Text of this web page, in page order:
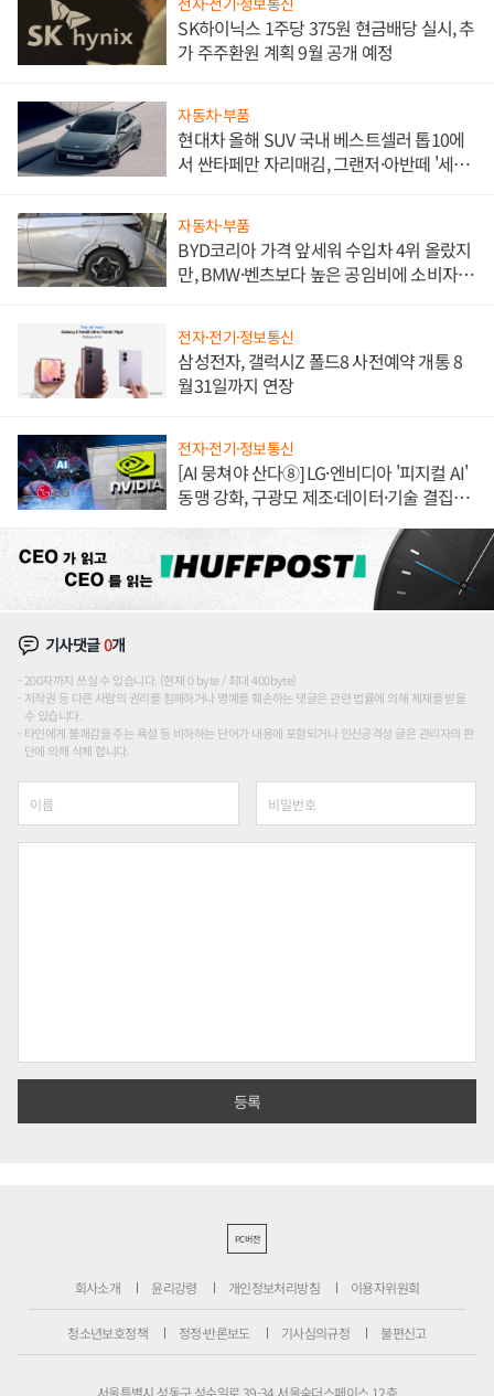
SK하이닉스 1주당 375원 현금배당 실시, 추
가 주주환원 계획 9월 공개 예정
자동차·부품
현대차 올해 SUV 국내 베스트셀러 톱10에
서 싼타페만 자리매김, 그랜저·아반떼 '세단
자동차·부품
BYD코리아 가격 앞세워 수입차 4위 올랐지
만, BMW·벤츠보다 높은 공임비에 소비자
전자·전기·정보통신
삼성전자, 갤럭시Z 폴드8 사전예약 개통 8
월31일까지 연장
전자·전기·정보통신
[AI 뭉쳐야 산다⑧] LG·엔비디아 '피지컬 AI'
동맹 강화, 구광모 제조·데이터·기술 결집
기사댓글0개
200자까지 쓰실 수 있습니다. (현재 0 byte / 최대 400byte)
저작권 등 다른 사람의 권리를 침해하거나 명예를 훼손하는 댓글은 관련 법률에 의해 제재를 받을
수 있습니다.
타인에게 불쾌감을 주는 욕설 등 비하하는 단어가 내용에 포함되거나 인신공격성 글은 관리자의 판
단에 의해 삭제 합니다.
PC버전
회사소개 윤리강령 개인정보처리방침 이용자위원회
청소년보호정책 정정·반론보도 기사심의규정 불편신고